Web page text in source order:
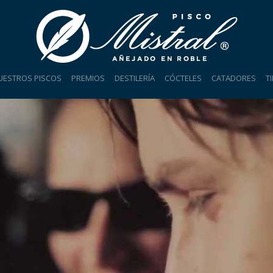
PISCOS PREMIOS DESTILERÍA CÓCTELES CATADORES